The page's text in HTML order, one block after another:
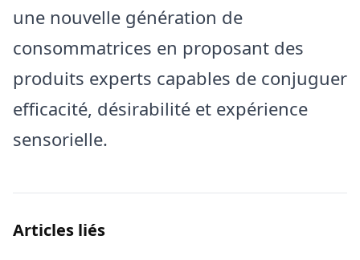
une nouvelle génération de
consommatrices en proposant des
produits experts capables de conjuguer
efficacité, désirabilité et expérience
sensorielle.
Articles liés